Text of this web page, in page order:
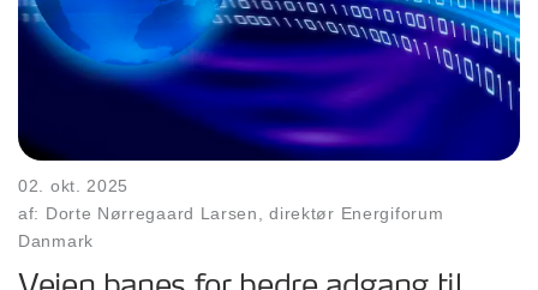
02. okt. 2025
af: Dorte Nørregaard Larsen, direktør Energiforum
Danmark